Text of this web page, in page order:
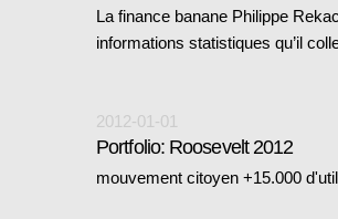
La finance banane Philippe
informations statistiques qu’il
2012-01-01
Portfolio: Roosevelt 2012
mouvement citoyen +15.000